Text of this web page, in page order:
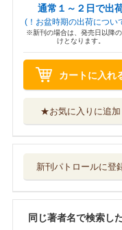
通常１～２日で出
(！お盆時期の出荷につい
※新刊の場合は、発売日以降
けとなります。
カートに入れ
★お気に入りに追加
新刊パトロールに登
同じ著者名で検索し
ロメリア戦記
王を倒した後
ロメリア戦記～
マッグガーデン
女嫌いの領主